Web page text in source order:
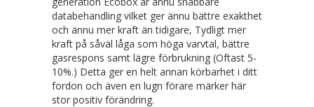
databehandling vilket ger ännu bättre exakthet
och ännu mer kraft än tidigare, Tydligt mer
kraft på såväl låga som höga varvtal, bättre
gasrespons samt lägre förbrukning (Oftast 5-
10%.) Detta ger en helt annan körbarhet i ditt
fordon och även en lugn förare märker här
stor positiv förändring.